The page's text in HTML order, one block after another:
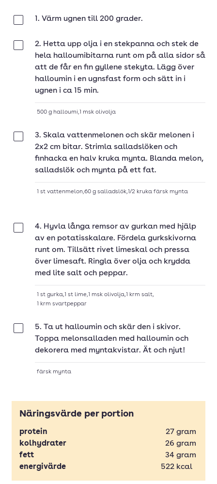
1. Värm ugnen till 200 grader.
2. Hetta upp olja i en stekpanna och stek de
hela halloumibitarna runt om på alla sidor så
att de får en fin gyllene stekyta. Lägg över
halloumin i en ugnsfast form och sätt in i
ugnen i ca 15 min.
500 g halloumi,1 msk olivolja
3. Skala vattenmelonen och skär melonen i
2x2 cm bitar. Strimla salladslöken och
finhacka en halv kruka mynta. Blanda melon,
salladslök och mynta på ett fat.
1 st vattenmelon,60 g salladslök,1/2 kruka färsk mynta
4. Hyvla långa remsor av gurkan med hjälp
av en potatisskalare. Fördela gurkskivorna
runt om. Tillsätt rivet limeskal och pressa
över limesaft. Ringla över olja och krydda
med lite salt och peppar.
1 st gurka,1 st lime,1 msk olivolja,1 krm salt,
1 krm svartpeppar
5. Ta ut halloumin och skär den i skivor.
Toppa melonsalladen med halloumin och
dekorera med myntakvistar. Ät och njut!
färsk mynta
Näringsvärde per portion
protein 27 gram
kolhydrater
26 gram
fett
34 gram
energivärde
522 kcal